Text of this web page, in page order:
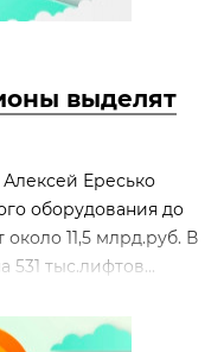
выделят
Ересько
оборудования до
11,5 млрд.руб. В
531 тыс.лифтов...